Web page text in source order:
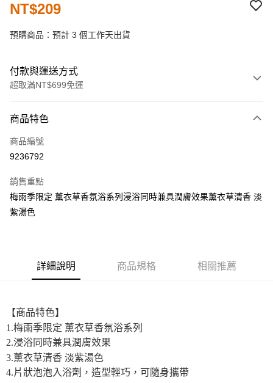
NT$209
預購商品：預計 3 個工作天出貨
付款與運送方式
超取滿NT$699免運
信用卡一次付款
超商取貨付款
街口支付
悠遊付
AFTEE先享後付
相關說明
便利好安心！
１．簡單：不需註冊會員、不需綁卡、不需儲值。
２．便利：只要手機號碼，簡訊認證，即可結帳。
３．安心：先確認商品／服務後，再付款。
【「AFTEE先享後付」結帳流程】
１．於結帳方式選擇「AFTEE先享後付」後，將跳轉至「AFTEE先享後付」
運送方式
全家取貨付款
每筆NT$60，滿NT$699(含以上)免運費
商品特色
商品編號
9236792
銷售重點
梅雨季限定 薰衣草香氛浴系列浸浴同時兼具潤膚效果薰衣草清香 淡
紫湯色
詳細說明 商品規格 相關推薦
【商品特色】
1.梅雨季限定 薰衣草香氛浴系列
2.浸浴同時兼具潤膚效果
3.薰衣草清香 淡紫湯色
4.片狀泡泡入浴劑，造型輕巧，可隨身攜帶